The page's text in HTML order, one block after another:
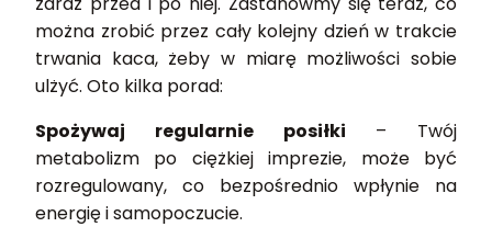
można zrobić przez cały kolejny dzień w trakcie
trwania kaca, żeby w miarę możliwości sobie
ulżyć. Oto kilka porad:
Spożywaj regularnie posiłki – Twój
metabolizm po ciężkiej imprezie, może być
rozregulowany, co bezpośrednio wpłynie na
energię i samopoczucie.